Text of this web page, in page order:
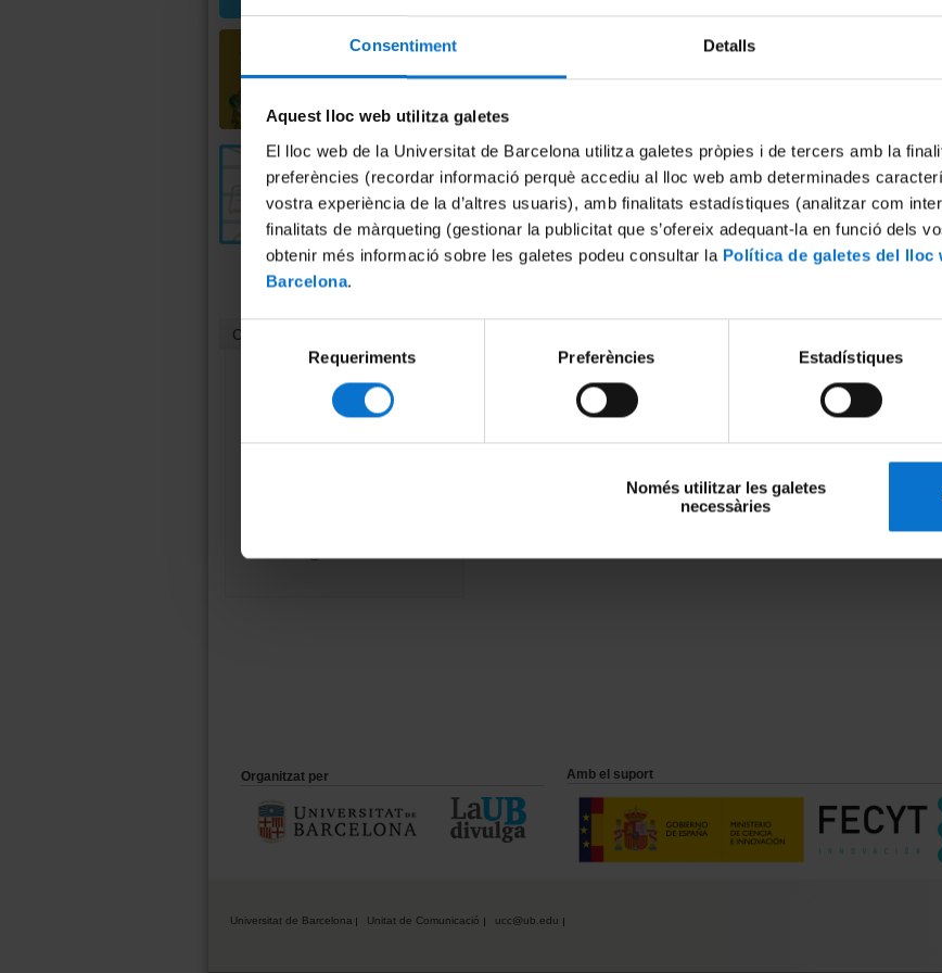
Consentiment Detalls
Aquest lloc web utilitza galetes
El lloc web de la Universitat de Barcelona utilitza galetes pròpies i de tercers amb la
preferències (recordar informació perquè accediu al lloc web amb determinades
vostra experiència de la d’altres usuaris), amb finalitats estadístiques (analitzar com
finalitats de màrqueting (gestionar la publicitat que s’ofereix adequant-la en funció dels
obtenir més informació sobre les galetes podeu consultar la Política de galetes del lloc
Barcelona.
Selecció
consentiment
Requeriments Preferències Estadístiques
Només utilitzar les galetes
necessàries
Contacte
Unitat de Cultura
Científica i Innovació
ucc@ub.edu
Projectes en que ha participat:
Camins infinits
Organitzat per Amb el suport
Universitat de Barcelona Unitat de Comunicació ucc@ub.edu